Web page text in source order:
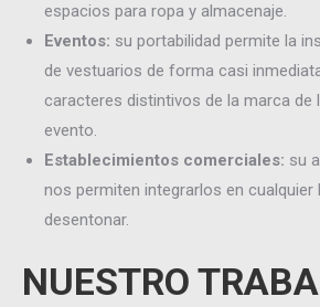
espacios para ropa y almacenaje.
Eventos: su portabilidad permite la
de vestuarios de forma casi
caracteres distintivos de la marca de
evento.
Establecimientos comerciales: su
nos permiten integrarlos en cualquier
desentonar.
NUESTRO